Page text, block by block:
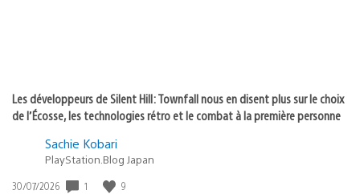
Les développeurs de Silent Hill: Townfall nous en disent plus sur le choix
de l’Écosse, les technologies rétro et le combat à la première personne
Sachie Kobari
PlayStation.Blog Japan
Date
30/07/2026 1 9